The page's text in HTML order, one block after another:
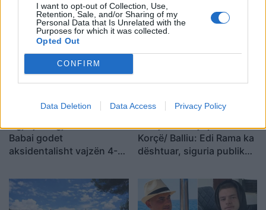
I want to opt-out of Collection, Use,
Retention, Sale, and/or Sharing of my
Personal Data that Is Unrelated with the
Purposes for which it was collected.
Opted Out
CONFIRM
Data Deletion Data Access Privacy Policy
Ngjarje tragjike në Ksamil/
Babai godet
aksidentalisht vajzën 4-
humb jetën
Vrasja e 20-vjeçarit në
Korçë/ Balliu: Edi Rama ka
dështuar, siguria publike
kronike dhe thirrja “Jepe
dorëheqjen” merr tjetër
peshë